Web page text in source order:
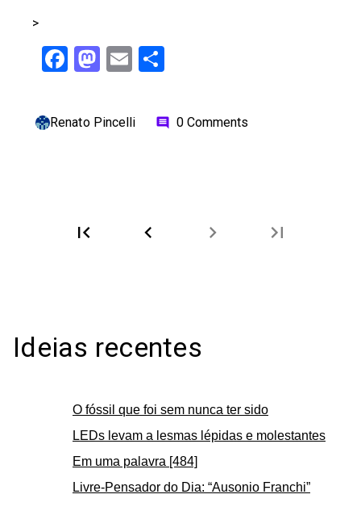
>
Facebook
Mastodon
Email
Renato Pincelli comment 0 Comments
first_page chevron_left chevron_right last_page
Ideias recentes
O fóssil que foi sem nunca ter sido
LEDs levam a lesmas lépidas e molestantes
Em uma palavra [484]
Livre-Pensador do Dia: “Ausonio Franchi”